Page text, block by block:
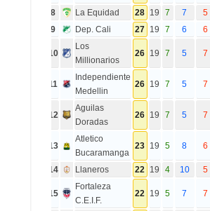
8 La Equidad 28 19 7 7 5
9
Dep. Cali 27 19 7 6 6
10
Los
Millionarios
26 19 7 5 7
11
Independiente
Medellin
26 19 7 5 7
12
Aguilas
Doradas
26 19 7 5 7
13
Atletico
Bucaramanga
23 19 5 8 6
14 Llaneros 22 19 4 10 5
15
Fortaleza
C.E.I.F.
22 19 5 7 7